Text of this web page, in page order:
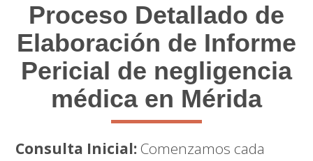
Proceso Detallado de
Elaboración de Informe
Pericial de negligencia
médica en Mérida
Consulta Inicial: Comenzamos cada